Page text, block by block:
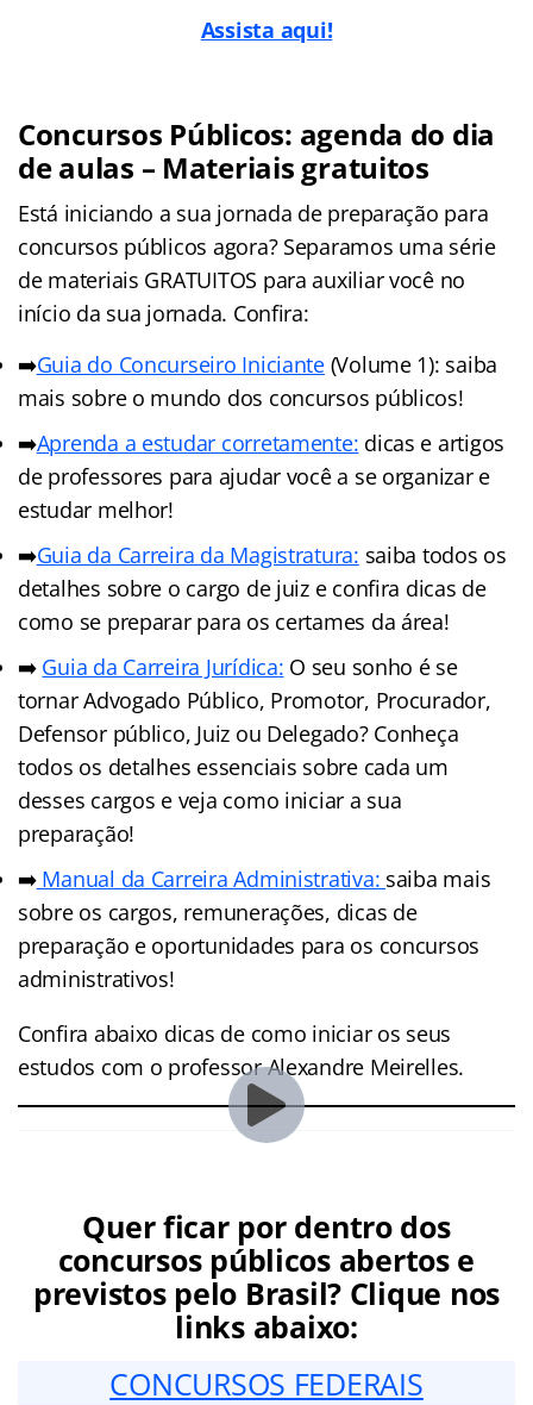
Assista aqui!
Concursos Públicos: agenda do dia
de aulas – Materiais gratuitos
Está iniciando a sua jornada de preparação para
concursos públicos agora? Separamos uma série
de materiais GRATUITOS para auxiliar você no
início da sua jornada. Confira:
➡️Guia do Concurseiro Iniciante(Volume 1): saiba
mais sobre o mundo dos concursos públicos!
➡️Aprenda a estudar corretamente: dicas e artigos
de professores para ajudar você a se organizar e
estudar melhor!
➡️Guia da Carreira da Magistratura: saiba todos os
detalhes sobre o cargo de juiz e confira dicas de
como se preparar para os certames da área!
➡️ Guia da Carreira Jurídica: O seu sonho é se
tornar Advogado Público, Promotor, Procurador,
Defensor público, Juiz ou Delegado? Conheça
todos os detalhes essenciais sobre cada um
desses cargos e veja como iniciar a sua
preparação!
➡️Manual da Carreira Administrativa: saiba mais
sobre os cargos, remunerações, dicas de
preparação e oportunidades para os concursos
administrativos!
Confira abaixo dicas de como iniciar os seus
estudos com o professor Alexandre Meirelles.
Quer ficar por dentro dos
concursos públicos abertos e
previstos pelo Brasil? Clique nos
links abaixo:
CONCURSOS FEDERAIS